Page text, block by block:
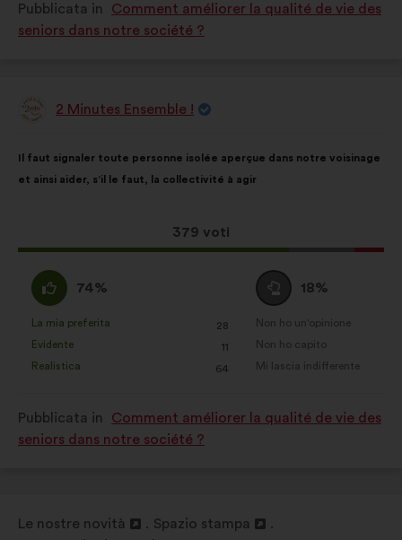
qualificata
come:
qualificata
Pubblicata in
Comment améliorer la qualité de vie des
seniors dans notre société ?
Proposta2 Minutes Ensemble !
della
mia
Il faut signaler toute personne isolée aperçue dans notre voisinage
et ainsi aider, s’il le faut, la collectivité à agir
Questa
proposta
379 voti
ripartiti:
Sono
d'accordo
:
74%
qualificata
come:
La mia preferita
: 28
volte
Evidente
: 11
volte
Realistica
: 64
volte
Voto
neutrale
:
18%
qualificata
Non ho un'opinione
:volte
Non ho capito
:volte
Mi lascia indifferente
:volte
Pubblicata in
Comment améliorer la qualité de vie des
seniors dans notre société ?
Le nostre novità Spazio stampa
Apri